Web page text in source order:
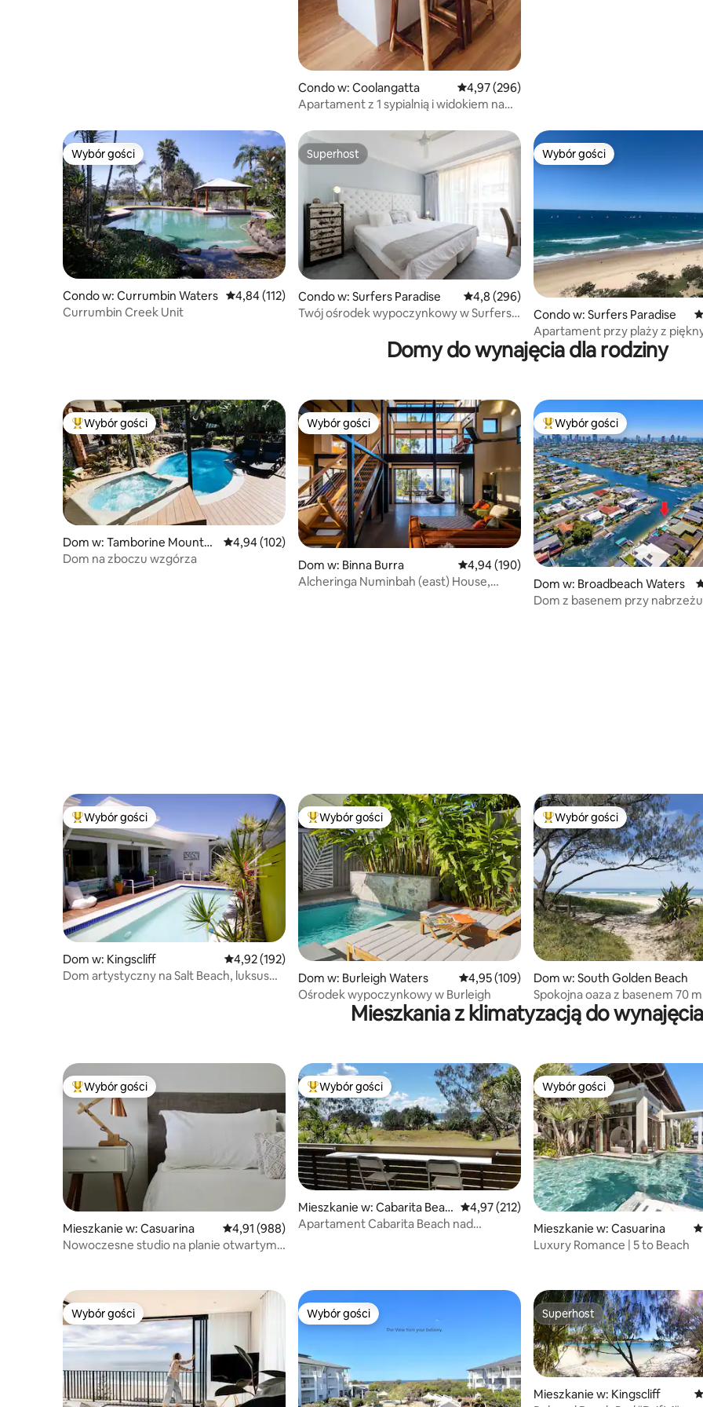
Condo w: Coolangatta Średnia ocena: 4,97 na 5, liczba recenzji: 296
4,97 (296)
Apartament z 1 sypialnią i widokiem na
Wybór gości
Wybór gości
Condo w: Currumbin Waters Średnia ocena: 4,84 na 5, liczba recenzji: 112
4,84 (112)
Currumbin Creek Unit
Superhost
Superhost
Condo w: Surfers Paradise Średnia ocena: 4,8 na 5, liczba recenzji: 296
4,8 (296)
Twój ośrodek wypoczynkowy w Surfers
Wybór gości
Wybór gości
Condo w: Surfers Paradise
Apartament przy plaży z
widokiem
Domy do wynajęcia dla rodziny
Najpopularniejsze z kategorii Wybór gości
Wybór gości
Dom w: Tamborine Mountai
n
Średnia ocena: 4,94 na 5, liczba recenzji: 102
4,94 (102)
Dom na zboczu wzgórza
Wybór gości
Wybór gości
Dom w: Binna Burra Średnia ocena: 4,94 na 5, liczba recenzji: 190
4,94 (190)
Alcheringa Numinbah (east) House,
Najpopularniejsze z kategorii
Wybór gości
Dom w: Broadbeach Waters
Dom z basenem przy
Najpopularniejsze z kategorii Wybór gości
Wybór gości
Dom w: Kingscliff Średnia ocena: 4,92 na 5, liczba recenzji: 192
4,92 (192)
Dom artystyczny na Salt Beach, luksus
Najpopularniejsze z kategorii Wybór gości
Wybór gości
Dom w: Burleigh Waters Średnia ocena: 4,95 na 5, liczba recenzji: 109
4,95 (109)
Ośrodek wypoczynkowy w Burleigh
Najpopularniejsze z kategorii
Wybór gości
Dom w: South Golden Beach
Spokojna oaza z basenem 70
Mieszkania z klimatyzacją do wynajęcia
Najpopularniejsze z kategorii Wybór gości
Wybór gości
Mieszkanie w: Casuarina Średnia ocena: 4,91 na 5, liczba recenzji: 988
4,91 (988)
Nowoczesne studio na planie otwartym
Najpopularniejsze z kategorii Wybór gości
Wybór gości
Mieszkanie w: Cabarita Beac
h
Średnia ocena: 4,97 na 5, liczba recenzji: 212
4,97 (212)
Apartament Cabarita Beach nad
Wybór gości
Wybór gości
Mieszkanie w: Casuarina
Luxury Romance | 5 to Beach
Wybór gości
Wybór gości Wybór gości
Wybór gości Superhost
Superhost
Mieszkanie w: Kingscliff